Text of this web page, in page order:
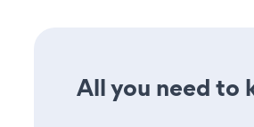
All you need to